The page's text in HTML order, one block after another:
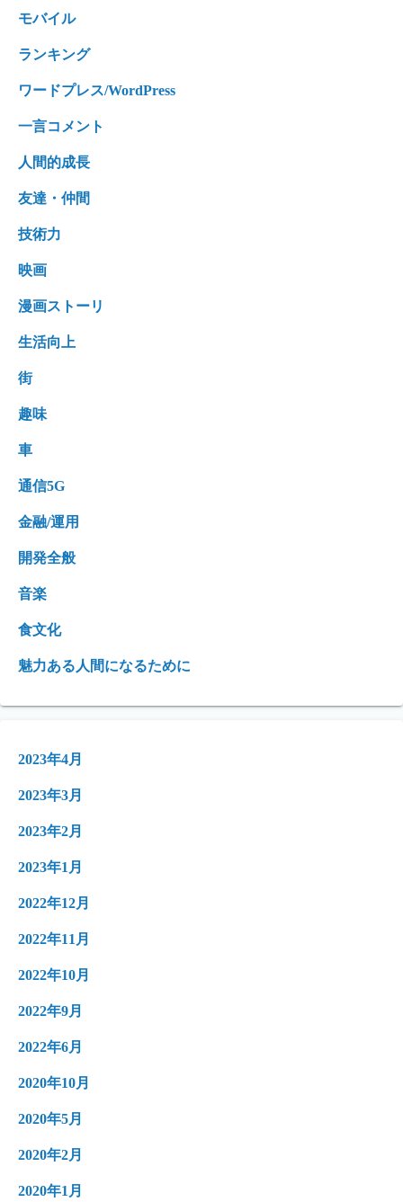
モバイル
ランキング
ワードプレス/WordPress
一言コメント
人間的成長
友達・仲間
技術力
映画
漫画ストーリ
生活向上
街
趣味
車
通信5G
金融/運用
開発全般
音楽
食文化
魅力ある人間になるために
2023年4月
2023年3月
2023年2月
2023年1月
2022年12月
2022年11月
2022年10月
2022年9月
2022年6月
2020年10月
2020年5月
2020年2月
2020年1月